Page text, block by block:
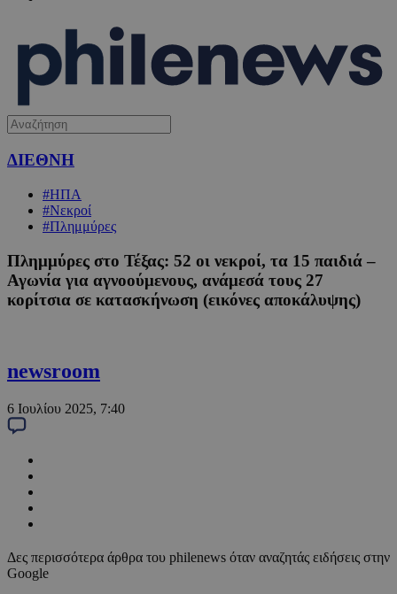
ΔΙΕΘΝΗ
#ΗΠΑ
#Νεκροί
#Πλημμύρες
Πλημμύρες στο Τέξας: 52 οι νεκροί, τα 15 παιδιά –
Αγωνία για αγνοούμενους, ανάμεσά τους 27
κορίτσια σε κατασκήνωση (εικόνες αποκάλυψης)
newsroom
6 Ιουλίου 2025, 7:40
Δες περισσότερα άρθρα του philenews όταν αναζητάς ειδήσεις στην
Google